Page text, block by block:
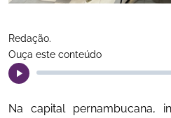
Redação.
Ouça este conteúdo
Na capital pernambucana,